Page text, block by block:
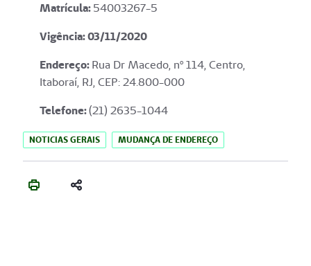
Matrícula:54003267-5
Vigência: 03/11/2020
Endereço:Rua Dr Macedo, nº 114, Centro,
Itaboraí, RJ, CEP: 24.800-000
Telefone:(21) 2635-1044
NOTICIAS GERAIS MUDANÇA DE ENDEREÇO